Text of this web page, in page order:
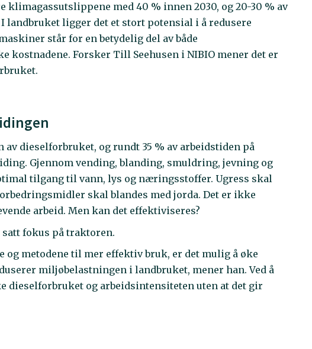
med 40 % innen 2030, og 20-30 % av
ligger det et stort potensial i å redusere
står for en betydelig del av både
kostnadene. Forsker Till Seehusen i NIBIO mener det er
dieselforbruket, og rundt 35 % av arbeidstiden på
Gjennom vending, blanding, smuldring, jevning og
tilgang til vann, lys og næringsstoffer. Ugress skal
skal blandes med jorda. Det er ikke
arbeid. Men kan det effektiviseres?
satt fokus på traktoren.
og metodene til mer effektiv bruk, er det mulig å øke
miljøbelastningen i landbruket, mener han. Ved å
dieselforbruket og arbeidsintensiteten uten at det gir